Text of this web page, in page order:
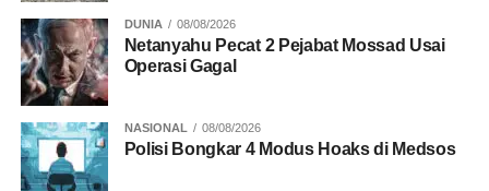
DUNIA 08/08/2026
Netanyahu Pecat 2 Pejabat Mossad Usai
Operasi Gagal
NASIONAL 08/08/2026
Polisi Bongkar 4 Modus Hoaks di Medsos